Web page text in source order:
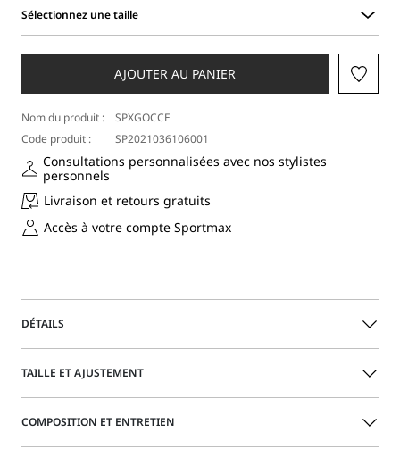
Sélectionnez une taille
une
AJOUTER AU PANIER
Nom du produit :
SPXGOCCE
Code produit :
SP2021036106001
Consultations personnalisées avec nos stylistes
personnels
Livraison et retours gratuits
Accès à votre compte Sportmax
DÉTAILS
Trench-coat long avec ceinture à la taille qui peut être
grâce aux profondes fentes sur les côtés et au milieu et est
complété par une ceinture amovible en métal.
TAILLE ET AJUSTEMENT
Le mannequin porte la taille M et mesure 177 cm. Ses
COMPOSITION ET ENTRETIEN